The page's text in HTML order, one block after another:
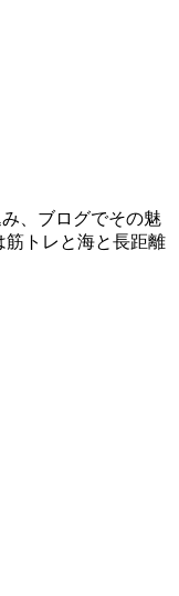
、ブログでその魅
筋トレと海と長距離